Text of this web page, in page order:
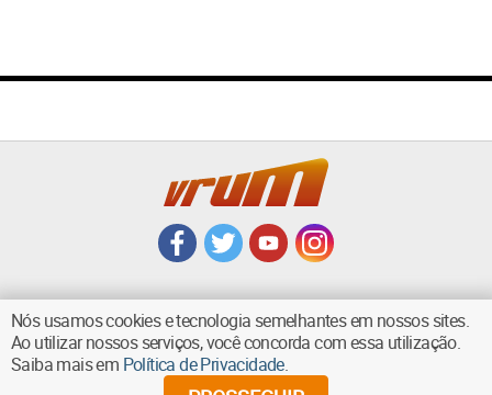
VOLTAR AO TOPO
Nós usamos cookies e tecnologia semelhantes em nossos sites.
Ao utilizar nossos serviços, você concorda com essa utilização.
Saiba mais em Política de Privacidade.